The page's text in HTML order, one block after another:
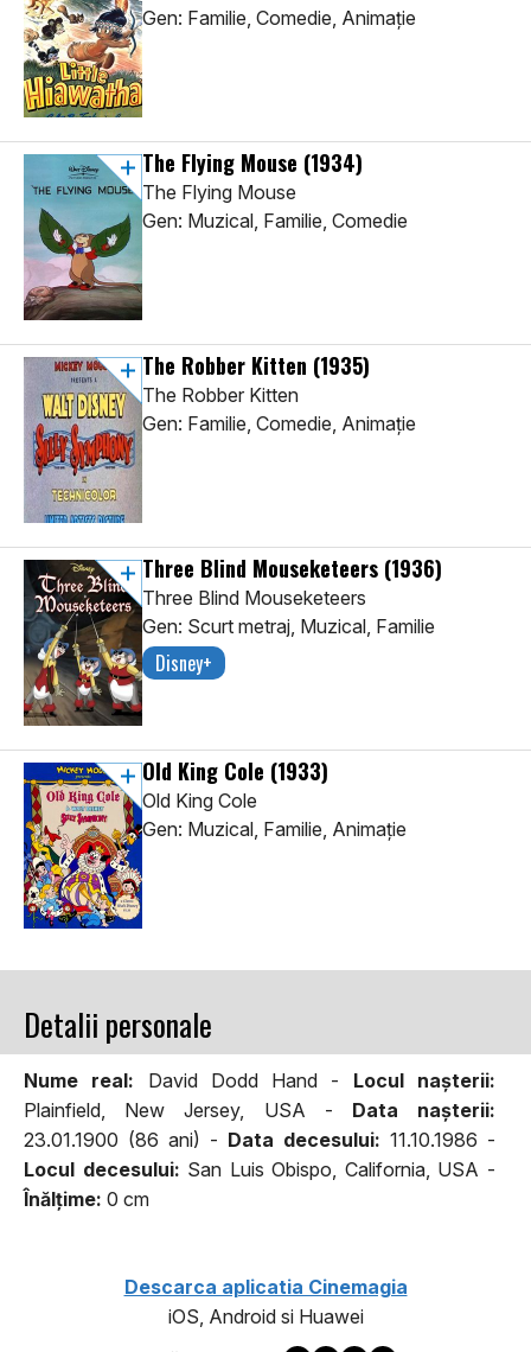
Gen: Familie, Comedie, Animaţie
The Flying Mouse (1934)
The Flying Mouse
Gen: Muzical, Familie, Comedie
The Robber Kitten (1935)
The Robber Kitten
Gen: Familie, Comedie, Animaţie
Three Blind Mouseketeers (1936)
Three Blind Mouseketeers
Gen: Scurt metraj, Muzical, Familie
Disney+
Old King Cole (1933)
Old King Cole
Gen: Muzical, Familie, Animaţie
Detalii personale
Nume real: David Dodd Hand - Locul naşterii:
Plainfield, New Jersey, USA - Data naşterii:
23.01.1900 (86 ani) - Data decesului: 11.10.1986 -
Locul decesului: San Luis Obispo, California, USA -
Înălţime: 0 cm
Descarca aplicatia Cinemagia
iOS, Android si Huawei